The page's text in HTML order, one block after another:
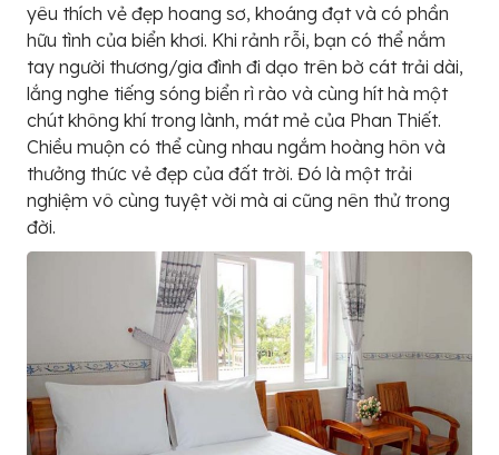
yêu thích vẻ đẹp hoang sơ, khoáng đạt và có phần
hữu tình của biển khơi. Khi rảnh rỗi, bạn có thể nắm
tay người thương/gia đình đi dạo trên bờ cát trải dài,
lắng nghe tiếng sóng biển rì rào và cùng hít hà một
chút không khí trong lành, mát mẻ của Phan Thiết.
Chiều muộn có thể cùng nhau ngắm hoàng hôn và
thưởng thức vẻ đẹp của đất trời. Đó là một trải
nghiệm vô cùng tuyệt vời mà ai cũng nên thử trong
đời.